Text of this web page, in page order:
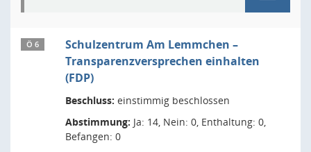
Ö 6
Schulzentrum Am Lemmchen –
Transparenzversprechen einhalten
(FDP)
Beschluss: einstimmig beschlossen
Abstimmung: Ja: 14, Nein: 0, Enthaltung: 0,
Befangen: 0